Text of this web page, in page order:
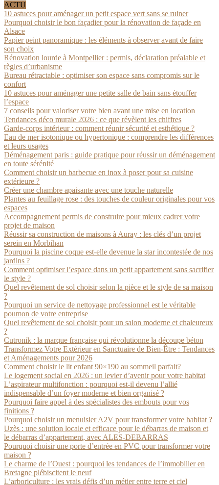
ACTU
10 astuces pour aménager un petit espace vert sans se ruiner
Pourquoi choisir le bon façadier pour la rénovation de façade en
Alsace
Papier peint panoramique : les éléments à observer avant de faire
son choix
Rénovation lourde à Montpellier : permis, déclaration préalable et
règles d’urbanisme
Bureau rétractable : optimiser son espace sans compromis sur le
confort
10 astuces pour aménager une petite salle de bain sans étouffer
l’espace
7 conseils pour valoriser votre bien avant une mise en location
Tendances déco murale 2026 : ce que révèlent les chiffres
Garde-corps intérieur : comment réunir sécurité et esthétique ?
Eau de mer isotonique ou hypertonique : comprendre les différences
et leurs usages
Déménagement paris : guide pratique pour réussir un déménagement
en toute sérénité
Comment choisir un barbecue en inox à poser pour sa cuisine
extérieure ?
Créer une chambre apaisante avec une touche naturelle
Plantes au feuillage rose : des touches de couleur originales pour vos
espaces
Accompagnement permis de construire pour mieux cadrer votre
projet de maison
Réussir sa construction de maisons à Auray : les clés d’un projet
serein en Morbihan
Pourquoi la piscine coque est-elle devenue la star incontestée de nos
jardins ?
Comment optimiser l’espace dans un petit appartement sans sacrifier
le style ?
Quel revêtement de sol choisir selon la pièce et le style de sa maison
?
Pourquoi un service de nettoyage professionnel est le véritable
poumon de votre entreprise
Quel revêtement de sol choisir pour un salon moderne et chaleureux
?
Cutronik : la marque française qui révolutionne la découpe béton
Transformez Votre Extérieur en Sanctuaire de Bien-Être : Tendances
et Aménagements pour 2026
Comment choisir le lit enfant 90×190 au sommeil parfait?
Le logement social en 2026 : un levier d’avenir pour votre habitat
L’aspirateur multifonction : pourquoi est-il devenu l’allié
indispensable d’un foyer moderne et bien organisé ?
Pourquoi faire appel à des spécialistes des embouts pour vos
finitions ?
Pourquoi choisir un menuisier A2V pour transformer votre habitat ?
Uzès : une solution locale et efficace pour le débarras de maison et
le débarras d’appartement, avec ALES-DEBARRAS
Pourquoi choisir une porte d’entrée en PVC pour transformer votre
maison ?
Le charme de l’Ouest : pourquoi les tendances de l’immobilier en
Bretagne plébiscitent le neuf
L’arboriculture : les vrais défis d’un métier entre terre et ciel